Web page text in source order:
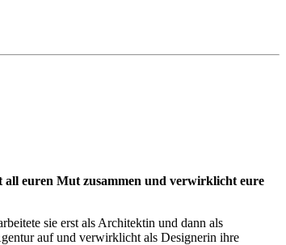
all euren Mut zusammen und verwirklicht eure
sie erst als Architektin und dann als
auf und verwirklicht als Designerin ihre